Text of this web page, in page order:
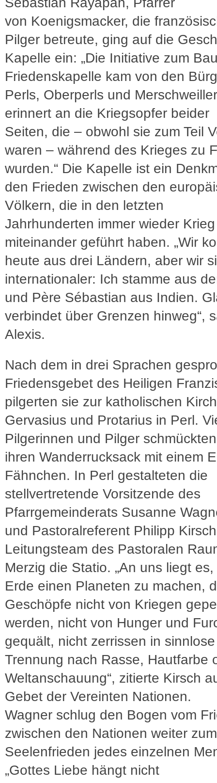
von Koenigsmacker, die
Pilger betreute, ging auf die
Kapelle ein: „Die Initiative zum
Friedenskapelle kam von den
Perls, Oberperls und
erinnert an die Kriegsopfer beider
Seiten, die – obwohl sie zum Teil
waren – während des Krieges zu
wurden.“ Die Kapelle ist ein
den Frieden zwischen den
Völkern, die in den letzten
Jahrhunderten immer wieder Krieg
miteinander geführt haben. „Wir
heute aus drei Ländern, aber wir
internationaler: Ich stamme aus
und Père Sébastian aus Indien.
verbindet über Grenzen hinweg“,
Alexis.
Nach dem in drei Sprachen
Friedensgebet des Heiligen
pilgerten sie zur katholischen
Gervasius und Protarius in Perl.
Pilgerinnen und Pilger
ihren Wanderrucksack mit einem
Fähnchen. In Perl gestalteten die
stellvertretende Vorsitzende des
Pfarrgemeinderats Susanne
und Pastoralreferent Philipp
Leitungsteam des Pastoralen
Merzig die Statio. „An uns liegt
Erde einen Planeten zu machen,
Geschöpfe nicht von Kriegen
werden, nicht von Hunger und
gequält, nicht zerrissen in sinnlose
Trennung nach Rasse, Hautfarbe
Weltanschauung“, zitierte Kirsch
Gebet der Vereinten Nationen.
Wagner schlug den Bogen vom
zwischen den Nationen weiter zum
Seelenfrieden jedes einzelnen
„Gottes Liebe hängt nicht